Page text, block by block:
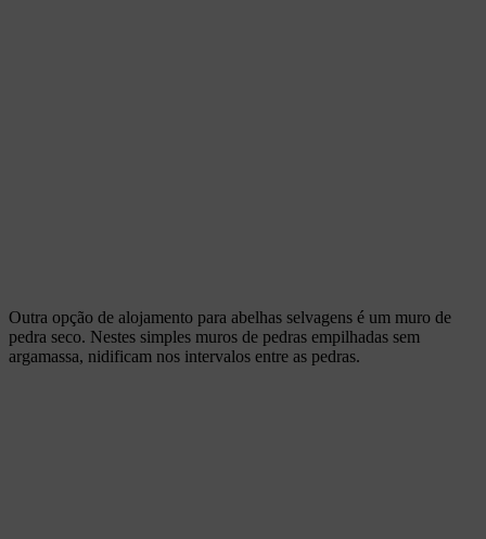
Outra opção de alojamento para abelhas selvagens é um muro de
pedra seco. Nestes simples muros de pedras empilhadas sem
argamassa, nidificam nos intervalos entre as pedras.